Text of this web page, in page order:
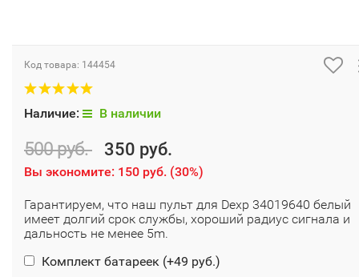
Код товара: 144454
Наличие: В наличии
500 руб. 350 руб.
Вы экономите: 150 руб. (30%)
Гарантируем, что наш пульт для Dexp 34019640 белый
имеет долгий срок службы, хороший радиус сигнала и
дальность не менее 5m.
Комплект батареек (+49 руб.)